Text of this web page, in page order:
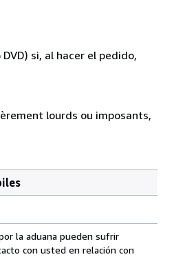
si, al hacer el pedido,
lourds ou imposants,
la aduana pueden sufrir
con usted en relación con